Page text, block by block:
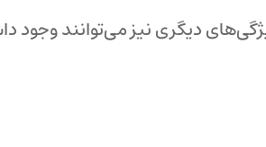
دیگری نیز می‌توانند وجود